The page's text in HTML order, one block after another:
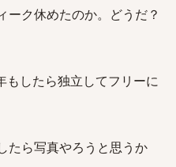
休めたのか。どうだ？
たら独立してフリーに
ら写真やろうと思うか